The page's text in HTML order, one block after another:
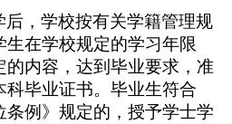
后，学校按有关学籍管理规
在学校规定的学习年限
的内容，达到毕业要求，准
毕业证书。毕业生符合
条例》规定的，授予学士学